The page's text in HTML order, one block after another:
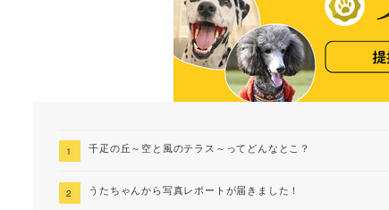
千疋の丘～空と風のテラス～ってどんなとこ？
うたちゃんから写真レポートが届きました！